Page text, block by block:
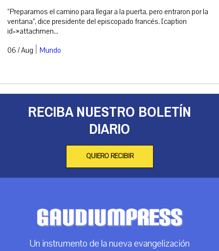
“Preparamos el camino para llegar a la puerta, pero entraron por la
ventana”, dice presidente del episcopado francés. [caption
id=»attachmen...
06 / Aug | Mundo
RECIBA NUESTRO BOLETÍN
DIARIO
QUIERO RECIBIR
Un instrumento de la nueva evangelización